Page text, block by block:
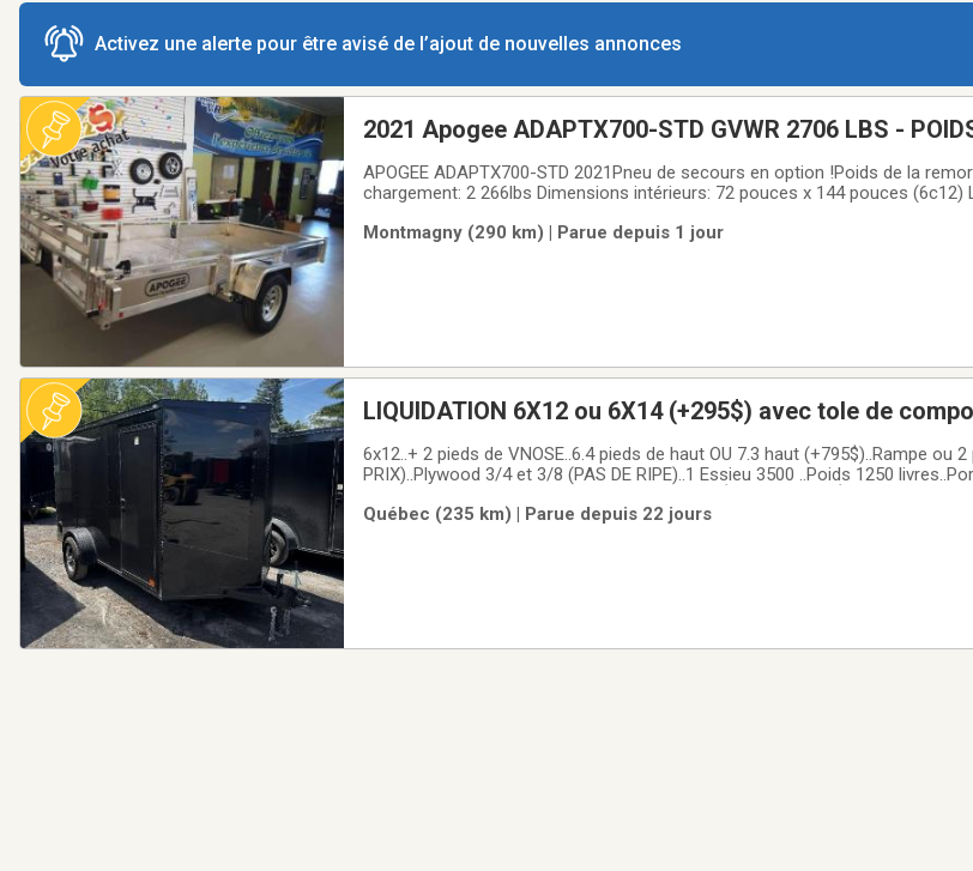
Activez une alerte pour être avisé de l’ajout de nouvelles annonces
2021 Apogee ADAPTX700-STD GVWR 2706 LBS -
APOGEE ADAPTX700-STD 2021Pneu de secours en option !Poids de la
chargement: 2 266lbs Dimensions intérieurs: 72 pouces x 144 pouces (6c12)
garanties si solides. De la conception à la fabrication
Montmagny (290 km) | Parue depuis 1 jour
LIQUIDATION 6X12 ou 6X14 (+295$) avec tole de
pas) remorque fermée trailer cargo fermer (frame
+$$$)
6x12..+ 2 pieds de VNOSE..6.4 pieds de haut OU 7.3 haut (+795$)..Rampe ou
PRIX)..Plywood 3/4 et 3/8 (PAS DE RIPE)..1 Essieu 3500 ..Poids 1250
plus épais (GRATUITEMENT)..Série
Québec (235 km) | Parue depuis 22 jours